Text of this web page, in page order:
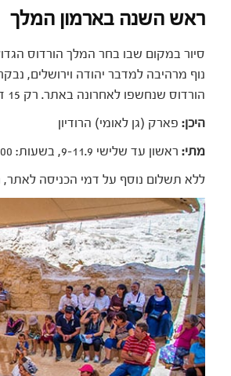
ראש השנה בארמון המלך
סיור במקום שבו בחר המלך הורדוס
נוף מרהיבה למדבר יהודה וירושלים,
הורדוס שנחשפו לאחרונה באתר. רק 15 דקות מירושלים.
היכן:פארק (גן לאומי) הרודיון
מתי:ראשון עד שלישי 9-11.9, בשעות: 10:00, 12:00, 14:00
ללא תשלום נוסף על דמי הכניסה לאתר,